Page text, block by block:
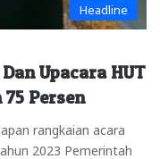
Headline
Upacara HUT
75 Persen
rangkaian acara
2023 Pemerintah